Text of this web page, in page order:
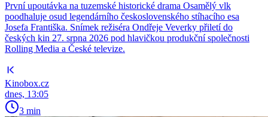
První upoutávka na tuzemské historické drama Osamělý vlk
poodhaluje osud legendárního československého stíhacího esa
Josefa Františka. Snímek režiséra Ondřeje Veverky přiletí do
českých kin 27. srpna 2026 pod hlavičkou produkční společnosti
Rolling Media a České televize.
Kinobox.cz
dnes, 13:05
3 min